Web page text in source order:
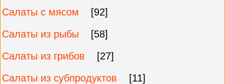
Салаты с мясом
[92]
Салаты из рыбы
[58]
Салаты из грибов
[27]
Салаты из субпродуктов
[11]